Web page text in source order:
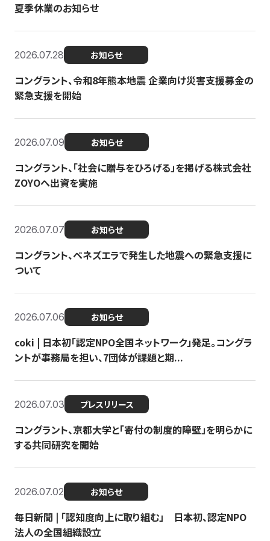
夏季休業のお知らせ
2026.07.28 お知らせ
コングラント、令和8年熊本地震 企業向け災害支援募金の
緊急支援を開始
2026.07.09 お知らせ
コングラント、「社会に贈与をひろげる」を掲げる株式会社
ZOYOへ出資を実施
2026.07.07 お知らせ
コングラント、ベネズエラで発生した地震への緊急支援に
ついて
2026.07.06 お知らせ
coki | 日本初「認定NPO全国ネットワーク」発足。コングラ
ントが事務局を担い、7団体が課題と期...
2026.07.03 プレスリリース
コングラント、京都大学と「寄付の制度的障壁」を明らかに
する共同研究を開始
2026.07.02 お知らせ
毎日新聞 | 「認知度向上に取り組む」 日本初、認定NPO
法人の全国組織設立